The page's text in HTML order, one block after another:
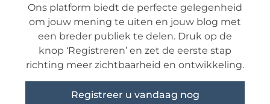
Ons platform biedt de perfecte gelegenheid
om jouw mening te uiten en jouw blog met
een breder publiek te delen. Druk op de
knop ‘Registreren’ en zet de eerste stap
richting meer zichtbaarheid en ontwikkeling.
Registreer u vandaag nog